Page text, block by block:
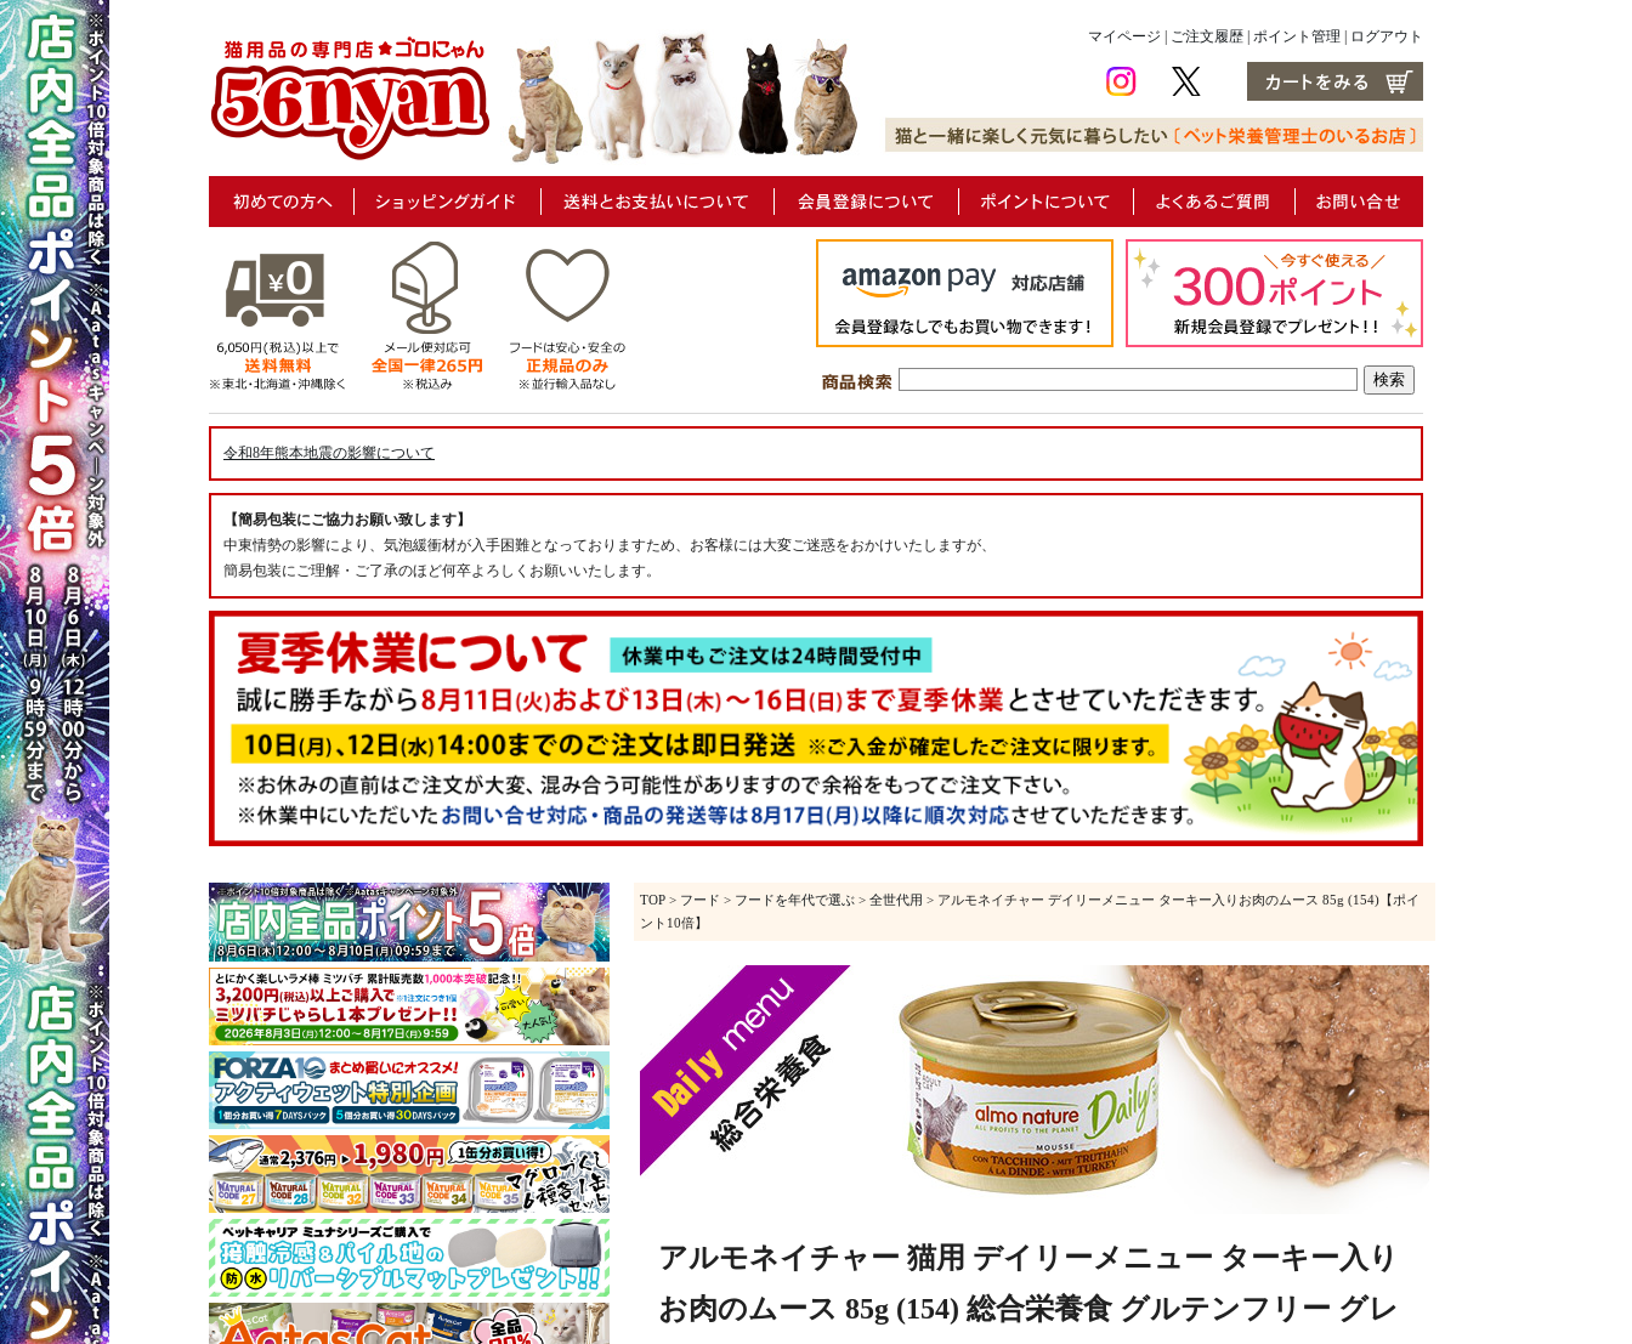
マイページ ご注文履歴 ポイント管理 ログアウト
令和8年熊本地震の影響について
【簡易包装にご協力お願い致します】
中東情勢の影響により、気泡緩衝材が入手困難となっておりますため、お客様には大変ご迷惑をおかけいたしますが、
簡易包装にご理解・ご了承のほど何卒よろしくお願いいたします。
TOP > フード > フードを年代で選ぶ > 全世代用 > アルモネイチャー デイリーメニュー ターキー入りお肉のムース 85g (154)【ポイ
ント10倍】
アルモネイチャー 猫用 デイリーメニュー ターキー入り
お肉のムース 85g (154) 総合栄養食 グルテンフリー グレ